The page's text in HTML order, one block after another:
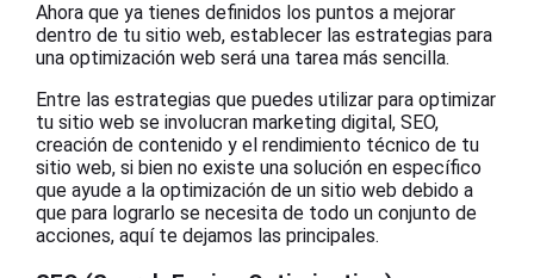
Ahora que ya tienes definidos los puntos a mejorar
dentro de tu sitio web, establecer las estrategias para
una optimización web será una tarea más sencilla.
Entre las estrategias que puedes utilizar para optimizar
tu sitio web se involucran marketing digital, SEO,
creación de contenido y el rendimiento técnico de tu
sitio web, si bien no existe una solución en específico
que ayude a la optimización de un sitio web debido a
que para lograrlo se necesita de todo un conjunto de
acciones, aquí te dejamos las principales.